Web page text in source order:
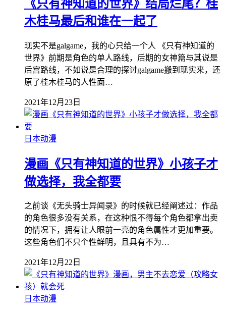
《只有神知道的世界》结局烂尾？桂
木桂马最后和谁在一起了
现实不是galgame，我的心只给一个人 《只有神知道的
世界》前期是角色的单人路线，后期的女神篇与其说是
后宫路线，不如说是合理的探讨galgame搬到现实来，还
原了桂木桂马的人性面…
2021年12月23日
日本动漫
漫画《只有神知道的世界》小孩子才
做选择，我全都要
之前谈《无头骑士异闻录》的时候就已经阐述过：作品
的角色很多没有关系，在这种恨不得每个角色都拿出卖
的情况下，拥有让人眼前一亮的角色属性才更加重要。
这些角色们不只个性鲜明，且具有不为…
2021年12月22日
日本动漫